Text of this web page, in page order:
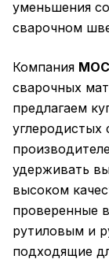
уменьшения
сварочном
Компания
сварочных
предлагаем
углеродистых
удерживать
высоком
проверенные
рутиловым и
подходящие